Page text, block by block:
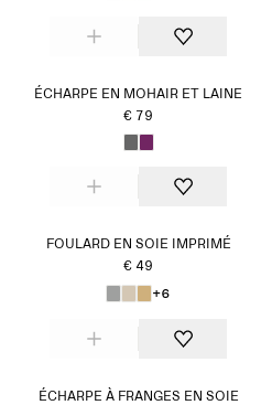
ÉCHARPE EN MOHAIR ET LAINE
€ 79
FOULARD EN SOIE IMPRIMÉ
€ 49
+6
ÉCHARPE À FRANGES EN SOIE